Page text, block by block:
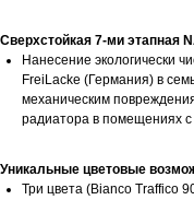
Сверхстойкая 7-ми этапная
Нанесение экологически
FreiLacke (Германия) в
механическим
радиатора в помещениях
Уникальные цветовые
Три цвета (Bianco Traffico